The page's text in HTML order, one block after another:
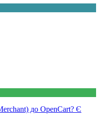
до OpenCart? Є